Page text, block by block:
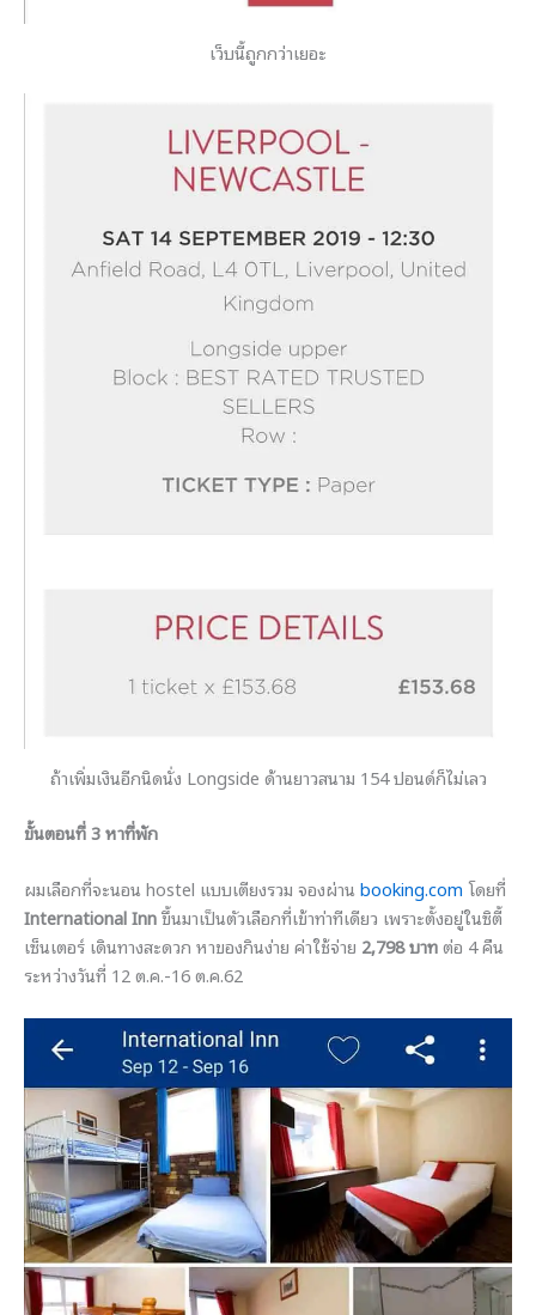
เว็บนี้ถูกกว่าเยอะ
ถ้าเพิ่มเงินอีกนิดนั่ง Longside ด้านยาวสนาม 154 ปอนด์ก็ไม่เลว
ขั้นตอนที่ 3 หาที่พัก
ผมเลือกที่จะนอน hostel แบบเตียงรวม จองผ่านbooking.com โดยที่
International Innขึ้นมาเป็นตัวเลือกที่เข้าท่าทีเดียว เพราะตั้งอยู่ในซิตี้
เซ็นเตอร์ เดินทางสะดวก หาของกินง่าย ค่าใช้จ่าย 2,798 บาทต่อ 4 คืน
ระหว่างวันที่ 12 ต.ค.-16 ต.ค.62